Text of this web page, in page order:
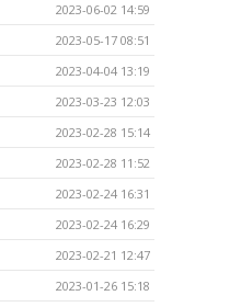
2023-06-02 14:59
2023-05-17 08:51
2023-04-04 13:19
2023-03-23 12:03
2023-02-28 15:14
2023-02-28 11:52
2023-02-24 16:31
2023-02-24 16:29
2023-02-21 12:47
2023-01-26 15:18